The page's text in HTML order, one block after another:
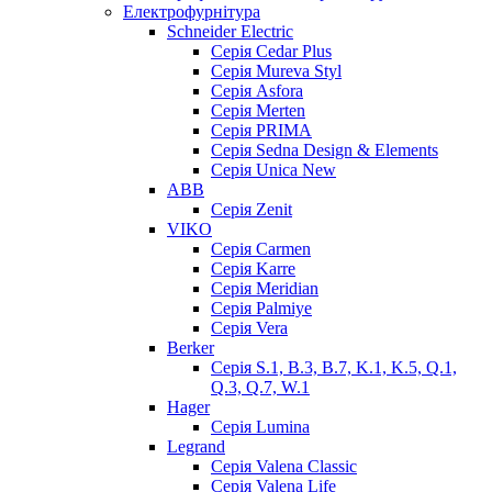
Електрофурнітура
Schneider Electric
Серія Cedar Plus
Серія Mureva Styl
Серія Asfora
Серія Merten
Серія PRIMA
Серія Sedna Design & Elements
Серія Unica New
ABB
Серія Zenit
VIKO
Серія Сarmen
Серія Karre
Серія Meridian
Серія Palmiye
Серія Vera
Berker
Серія S.1, B.3, B.7, K.1, K.5, Q.1,
Q.3, Q.7, W.1
Hager
Серія Lumina
Legrand
Серія Valena Classic
Серія Valena Life